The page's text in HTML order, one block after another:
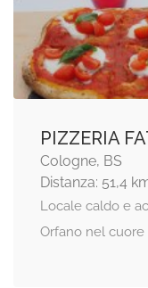
PIZZERIA
Cologne, BS
Distanza: 51,4
Locale caldo e
Orfano nel cuore